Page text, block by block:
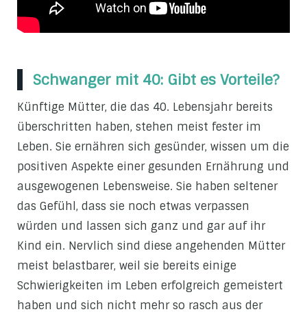
Schwanger mit 40: Gibt es Vorteile?
Künftige Mütter, die das 40. Lebensjahr bereits
überschritten haben, stehen meist fester im
Leben. Sie ernähren sich gesünder, wissen um die
positiven Aspekte einer gesunden Ernährung und
ausgewogenen Lebensweise. Sie haben seltener
das Gefühl, dass sie noch etwas verpassen
würden und lassen sich ganz und gar auf ihr
Kind ein. Nervlich sind diese angehenden Mütter
meist belastbarer, weil sie bereits einige
Schwierigkeiten im Leben erfolgreich gemeistert
haben und sich nicht mehr so rasch aus der